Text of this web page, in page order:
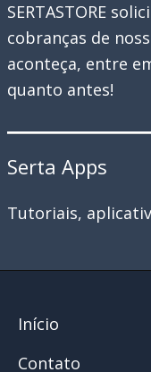
SERTASTORE
cobranças de
aconteça, entre
quanto antes!
Serta Apps
Tutoriais,
Início
Contato